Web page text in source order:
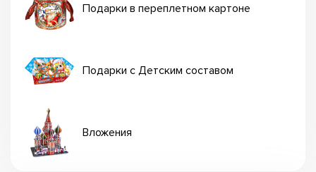
Подарки в переплетном картоне
Подарки с Детским составом
Вложения